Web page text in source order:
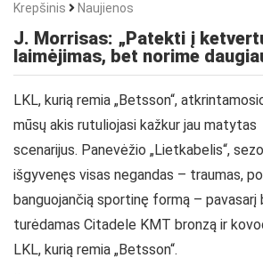
Krepšinis Naujienos
J. Morrisas: „Patekti į
laimėjimas, bet norime
LKL, kurią remia „Betsson“,
mūsų akis rutuliojasi kažkur jau matytas
scenarijus. Panevėžio „Lietkabelis“,
išgyvenęs visas negandas – traumas,
banguojančią sportinę formą – pavasarį
turėdamas Citadele KMT bronzą ir
LKL, kurią remia „Betsson“.